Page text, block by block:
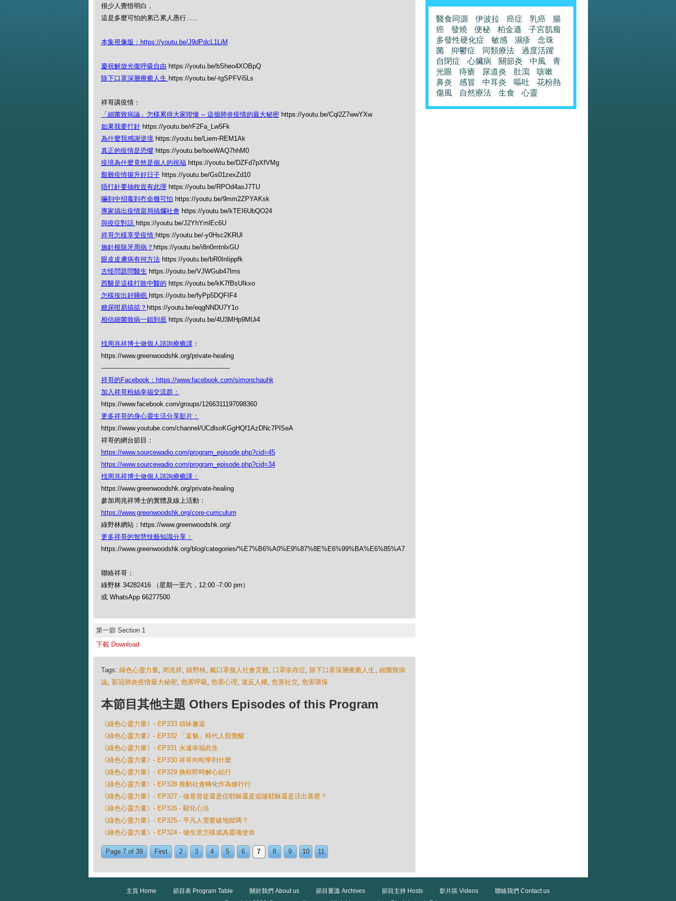
很少人覺悟明白，
這是多麼可怕的累己累人愚行......
本集視像版：https://youtu.be/J9dPdcL1LiM
慶祝解放光復呼吸自由 https://youtu.be/bSheo4XOBpQ
除下口罩深層療癒人生 https://youtu.be/-tgSPFVi5Ls
祥哥講疫情：
「細菌致病論」怎樣累得大家咁慘 -- 這個肺炎疫情的最大秘密https://youtu.be/Cql2Z7wwYXw
如果我要打針https://youtu.be/rF2Fa_Lw5Fk
為什麼我感謝逆境https://youtu.be/Liem-REM1Ak
真正的疫情是恐懼https://youtu.be/boeWAQ7hhM0
疫境為什麼竟然是個人的祝福https://youtu.be/DZFd7pXfVMg
艱難疫情揚升好日子https://youtu.be/Gs01zexZd10
唔打針要抽稅豈有此理 https://youtu.be/RPOd4asJ7TU
嚇到中招毒到冇命幾可怕 https://youtu.be/9mm2ZPYAKsk
專家搞出疫情當局搞爛社會 https://youtu.be/kTEI6UbQO24
與疫症對話 https://youtu.be/J2YhYmlEc6U
祥哥怎樣享受疫情 https://youtu.be/-y0Hsc2KRUI
施針根除牙周病？ https://youtu.be/i8n0mtnlxGU
眼皮皮膚病有何方法https://youtu.be/bR0InIippfk
古怪問題問醫生 https://youtu.be/VJWGub47lms
西醫是這樣打敗中醫的 https://youtu.be/kK7fBsUIkxo
怎樣按出好睡眠 https://youtu.be/fyPp5DQFIF4
糖尿咁易搞掂？ https://youtu.be/eqgNNDU7Y1o
相信細菌致病一錯到底https://youtu.be/4U3MHp9MUi4
找周兆祥博士做個人諮詢療癒課：
https://www.greenwoodshk.org/private-healing
----------------------------------------------------------------
祥哥的Facebook：https://www.facebook.com/simonchauhk
加入祥哥粉絲幸福交流群：
https://www.facebook.com/groups/1266311197098360
更多祥哥的身心靈生活分享影片：
https://www.youtube.com/channel/UCdlsoKGgHQf1AzDNc7PlSeA
祥哥的網台節目：
https://www.sourcewadio.com/program_episode.php?cid=45
https://www.sourcewadio.com/program_episode.php?cid=34
找周兆祥博士做個人諮詢療癒課：
https://www.greenwoodshk.org/private-healing
參加周兆祥博士的實體及線上活動：
https://www.greenwoodshk.org/core-curriculum
綠野林網站：https://www.greenwoodshk.org/
更多祥哥的智慧技藝知識分享：
https://www.greenwoodshk.org/blog/categories/%E7%B6%A0%E9%87%8E%E6%99%BA%E6%85%A7
聯絡祥哥：
綠野林 34282416 （星期一至六，12:00 -7:00 pm）
或 WhatsApp 66277500
第一節 Section 1
下載 Download
Tags: 綠色心靈力量, 周兆祥, 綠野林, 戴口罩個人社會災難, 口罩依存症, 除下口罩深層療癒人生 , 細菌致病
論, 新冠肺炎疫情最大秘密, 危害呼吸, 危害心理, 違反人權, 危害社交, 危害環保
本節目其他主題 Others Episodes of this Program
《綠色心靈力量》- EP333 頌缽邂逅
《綠色心靈力量》- EP332 「返魅」時代人類覺醒
《綠色心靈力量》- EP331 永遠幸福此生
《綠色心靈力量》- EP330 祥哥向蛇學到什麼
《綠色心靈力量》- EP329 換框即時解心結行
《綠色心靈力量》- EP328 推動社會轉化作為修行行
《綠色心靈力量》- EP327 - 做基督徒還是信耶穌還是追隨耶穌還是活出基督？
《綠色心靈力量》- EP326 - 顯化心法
《綠色心靈力量》- EP325 - 平凡人需要破地獄嗎？
《綠色心靈力量》- EP324 - 做生意怎樣成為靈魂使命
Page 7 of 39 First 2 3 4 5 6 7 8 9 10 11
醫食同源 伊波拉 癌症 乳癌
腸
癌
發燒 便秘 柏金遜
子宮肌瘤
多發性硬化症
敏感 濕疹
念珠
菌
抑鬱症 同類療法
過度活躍
自閉症
心臟病 關節炎 中風
青
光眼
痔瘡 尿道炎 肚瀉
咳嗽
鼻炎
感冒 中耳炎 嘔吐
花粉熱
傷風
自然療法 生食 心靈
主頁 Home 節目表 Program Table 關於我們 About us 節目重溫 Archives 節目主持 Hosts 影片區 Videos
聯絡我們 Contact us